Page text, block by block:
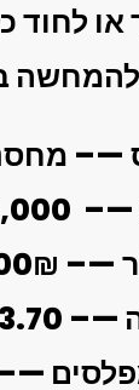
או לחוד
—–
—– 3,000מ"ר
—– 10,900₪
—– 13.70 מטר
1